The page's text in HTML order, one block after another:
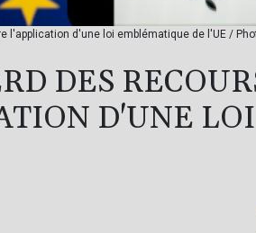
l'application d'une loi emblématique de l'UE /
DES
D'UNE